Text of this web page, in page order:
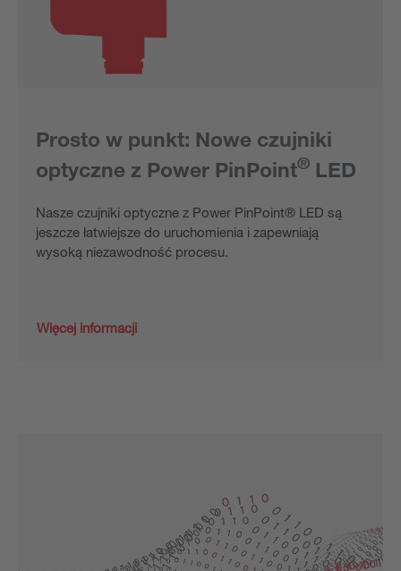
Prosto w punkt: Nowe czujniki
optyczne z Power PinPoint® LED
Nasze czujniki optyczne z Power PinPoint® LED są
jeszcze łatwiejsze do uruchomienia i zapewniają
wysoką niezawodność procesu.
Więcej informacji